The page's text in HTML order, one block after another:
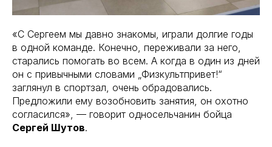
«С Сергеем мы давно знакомы, играли долгие годы
в одной команде. Конечно, переживали за него,
старались помогать во всем. А когда в один из дней
он с привычными словами „Физкультпривет!“
заглянул в спортзал, очень обрадовались.
Предложили ему возобновить занятия, он охотно
согласился», — говорит односельчанин бойца
Сергей Шутов.